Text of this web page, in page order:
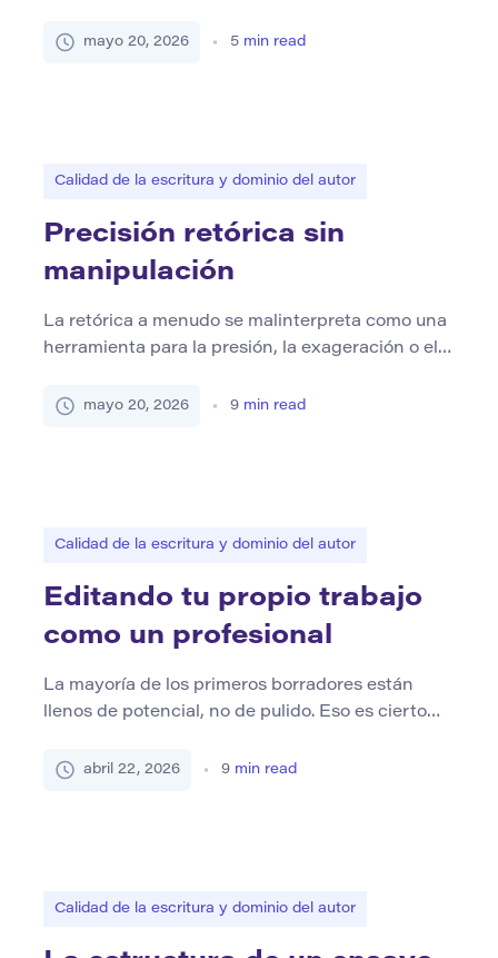
contenido digital, y las grandes mayorías dudan
mayo 20, 2026 5 min read
Calidad de la escritura y dominio del autor
Precisión retórica sin
manipulación
La retórica a menudo se malinterpreta como una
herramienta para la presión, la exageración o el
fuerte no tiene que manipular al lector. En el
mayo 20, 2026 9 min read
Calidad de la escritura y dominio del autor
Editando tu propio trabajo
como un profesional
La mayoría de los primeros borradores están
llenos de potencial, no de pulido. Eso es cierto
versión aproximada puede contener una idea
abril 22, 2026 9 min read
Calidad de la escritura y dominio del autor